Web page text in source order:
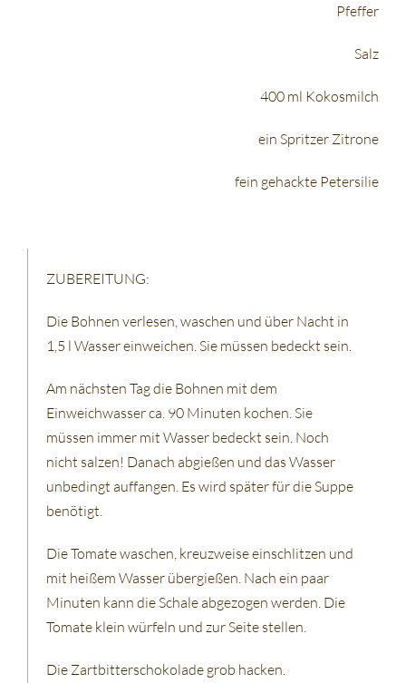
Pfeffer
Salz
400 ml Kokosmilch
ein Spritzer Zitrone
fein gehackte Petersilie
ZUBEREITUNG:
Die Bohnen verlesen, waschen und über Nacht in
1,5 l Wasser einweichen. Sie müssen bedeckt sein.
Am nächsten Tag die Bohnen mit dem
Einweichwasser ca. 90 Minuten kochen. Sie
müssen immer mit Wasser bedeckt sein. Noch
nicht salzen! Danach abgießen und das Wasser
unbedingt auffangen. Es wird später für die Suppe
benötigt.
Die Tomate waschen, kreuzweise einschlitzen und
mit heißem Wasser übergießen. Nach ein paar
Minuten kann die Schale abgezogen werden. Die
Tomate klein würfeln und zur Seite stellen.
Die Zartbitterschokolade grob hacken.